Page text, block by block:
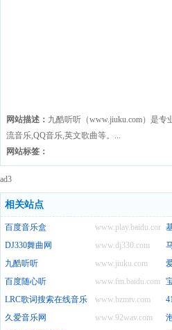
网站描述： 九酷听听（www.jiuku.com）是
流音乐,QQ音乐,英文歌曲等。...
网站标签：
ad3
相关站点
www.play.baidu.com
百度音乐盒
www.dj330.com
DJ330舞曲网
www.jiuku.com
九酷听听
www.fm.baidu.com
百度随心听
www.bzmtv.com
LRC歌词搜索在线音乐网站
www.92wav.com
久爱音乐网